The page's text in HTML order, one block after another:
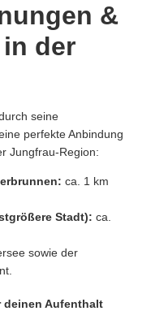
&
der
seine
perfekte Anbindung
Jungfrau-Region:
ca. 1 km
Stadt): ca.
sowie der
deinen Aufenthalt